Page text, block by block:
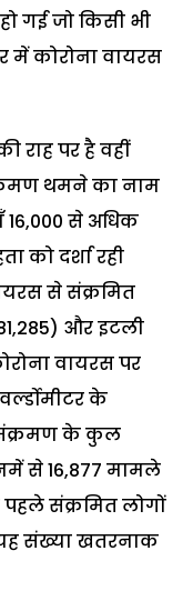
गई जो किसी भी
में कोरोना वायरस
राह पर है वहीं
थमने का नाम
16,000 से अधिक
को दर्शा रही
से संक्रमित
और इटली
वायरस पर
के
के कुल
से 16,877 मामले
संक्रमित लोगों
संख्या खतरनाक